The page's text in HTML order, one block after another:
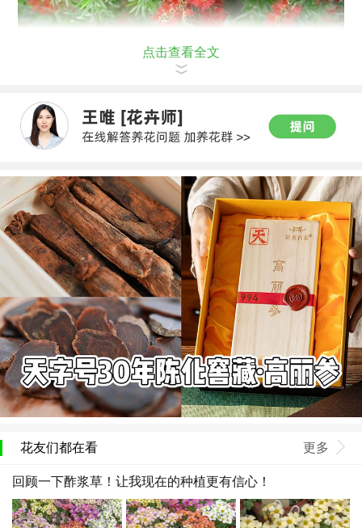
点击查看全文
花友们都在看 更多
回顾一下酢浆草！让我现在的种植更有信心！